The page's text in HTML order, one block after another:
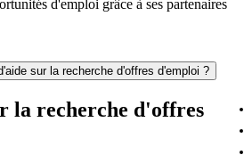
d'emploi grâce à ses partenaires
sur la recherche d'offres d'emploi ?
la recherche d'offres